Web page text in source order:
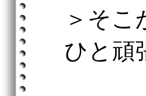
＞そ
ひと頑